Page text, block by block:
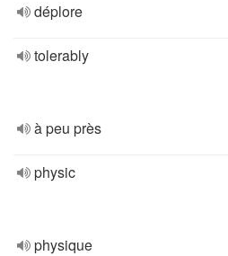
déplore
tolerably
à peu près
physic
physique